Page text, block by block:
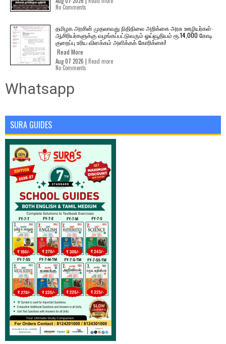
No Comments
தமிழக அரசின் முதலாவது நிதிநிலை அறிக்கை அரசு ஊழியர்கள்-
ஆசிரியர்களுக்கு வழங்கப்பட்டுவரும் ஓய்வூதியம் ரூ.14,000 கோடி
குறைப்பு உரிய விளக்கம் அளிக்கக் கோரிக்கை!
Read More
Aug 07 2026 | Read more
No Comments
Whatsapp
SURA GUIDES